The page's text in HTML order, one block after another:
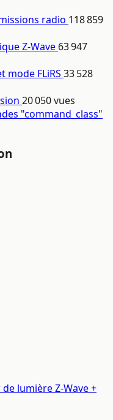
radio 118 859
Z-Wave 63 947
mode FLiRS 33 528
20 050 vues
"command_class"
lumière Z-Wave +